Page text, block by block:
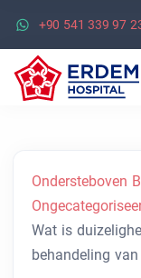
+90 541 339 97
Ondersteboven
Wat is
behandeling